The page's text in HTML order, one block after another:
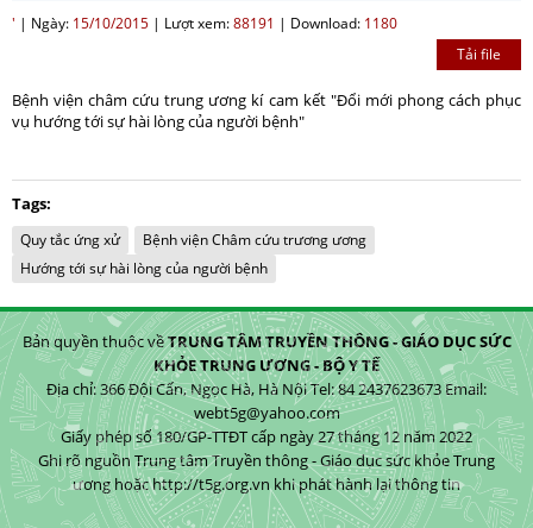
Hướng dẫn nộp sản phẩm cuộc thi sản phẩm phát
phòng bệnh năm 2026
về gương sáng trong công tác phòng bệnh năm 2026
' | Ngày: 15/10/2015 | Lượt xem:88191 | Download: 1180
Tải file
Bệnh viện châm cứu trung ương kí cam kết "Đổi mới phong cách phục
vụ hướng tới sự hài lòng của người bệnh"
Tags:
Quy tắc ứng xử
Bệnh viện Châm cứu trương ương
Hướng tới sự hài lòng của người bệnh
Bản quyền thuộc vềTRUNG TÂM TRUYỀN THÔNG - GIÁO DỤC SỨC
KHỎE TRUNG ƯƠNG - BỘ Y TẾ
Địa chỉ: 366 Đội Cấn, Ngọc Hà, Hà Nội Tel: 84 2437623673 Email:
webt5g@yahoo.com
Giấy phép số 180/GP-TTĐT cấp ngày 27 tháng 12 năm 2022
Ghi rõ nguồn Trung tâm Truyền thông - Giáo dục sức khỏe Trung
ương hoặc http://t5g.org.vn khi phát hành lại thông tin